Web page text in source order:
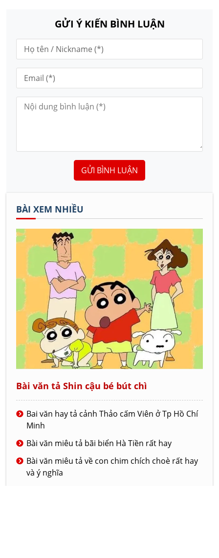
GỬI Ý KIẾN BÌNH LUẬN
GỬI BÌNH LUẬN
BÀI XEM NHIỀU
Bài văn tả Shin cậu bé bút chì
Bai văn hay tả cảnh Thảo cấm Viên ở Tp Hồ Chí
Minh
Bài văn miêu tả bãi biển Hà Tiền rất hay
Bài văn miêu tả về con chim chích choè rất hay
và ý nghĩa